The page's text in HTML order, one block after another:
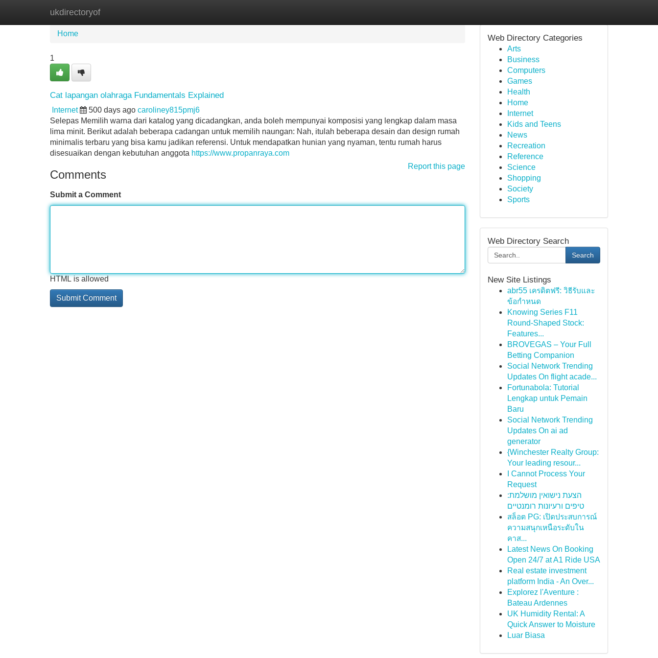
ukdirectoryof
Home
Home
1
Cat lapangan olahraga Fundamentals Explained
Internet 500 days ago caroliney815pmj6
Selepas Memilih warna dari katalog yang dicadangkan, anda boleh mempunyai komposisi yang lengkap dalam masa
lima minit. Berikut adalah beberapa cadangan untuk memilih naungan: Nah, itulah beberapa desain dan design rumah
minimalis terbaru yang bisa kamu jadikan referensi. Untuk mendapatkan hunian yang nyaman, tentu rumah harus
disesuaikan dengan kebutuhan anggota https://www.propanraya.com
Report this page
Comments
Submit a Comment
HTML is allowed
Web Directory Categories
Arts
Business
Computers
Games
Health
Home
Internet
Kids and Teens
News
Recreation
Reference
Science
Shopping
Society
Sports
Web Directory Search
Search
New Site Listings
abr55 เครดิตฟรี: วิธีรับและ
ข้อกำหนด
Knowing Series F11
Round-Shaped Stock:
Features...
BROVEGAS – Your Full
Betting Companion
Social Network Trending
Updates On flight acade...
Fortunabola: Tutorial
Lengkap untuk Pemain
Baru
Social Network Trending
Updates On ai ad
generator
{Winchester Realty Group:
Your leading resour...
I Cannot Process Your
Request
הצעת נישואין מושלמת:
טיפים ורעיונות רומנטיים
สล็อต PG: เปิดประสบการณ์
ความสนุกเหนือระดับใน
คาส...
Latest News On Booking
Open 24/7 at A1 Ride USA
Real estate investment
platform India - An Over...
Explorez l'Aventure :
Bateau Ardennes
UK Humidity Rental: A
Quick Answer to Moisture
Luar Biasa